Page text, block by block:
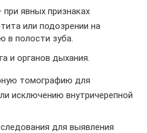
при явных признаках
или подозрении на
в полости зуба.
и органов дыхания.
томографию для
исключению внутричерепной
для выявления